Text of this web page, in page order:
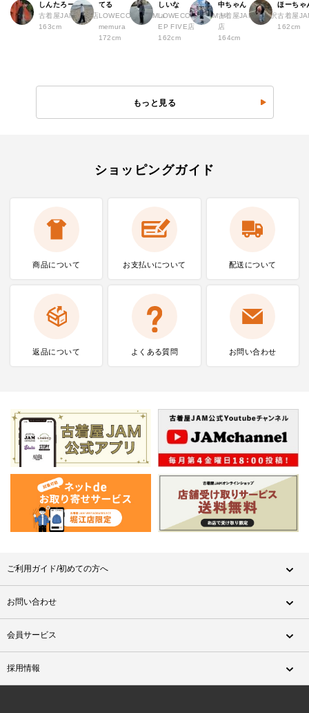
しんたろー
古着屋JAM 仙台店
163cm
てる
LOWECO by JAM a
memura
172cm
しいな
LOWECO by JAM H
EP FIVE店
162cm
中ちゃん
古着屋JAM 下北沢
店
164cm
ほーちゃ
古着屋
162cm
もっと見る
ショッピングガイド
商品について お支払いについて 配送について
返品について よくある質問 お問い合わせ
ご利用ガイド/初めての方へ
お問い合わせ
会員サービス
採用情報